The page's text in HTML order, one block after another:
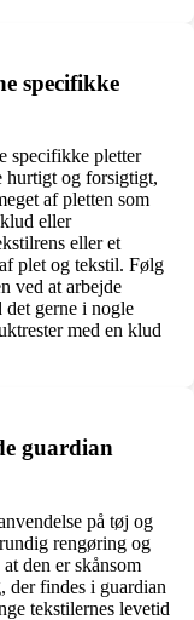
specifikke
specifikke pletter
hurtigt og forsigtigt,
af pletten som
eller
eller et
plet og tekstil. Følg
ved at arbejde
gerne i nogle
med en klud
guardian
på tøj og
rengøring og
den er skånsom
der findes i guardian
tekstilernes levetid